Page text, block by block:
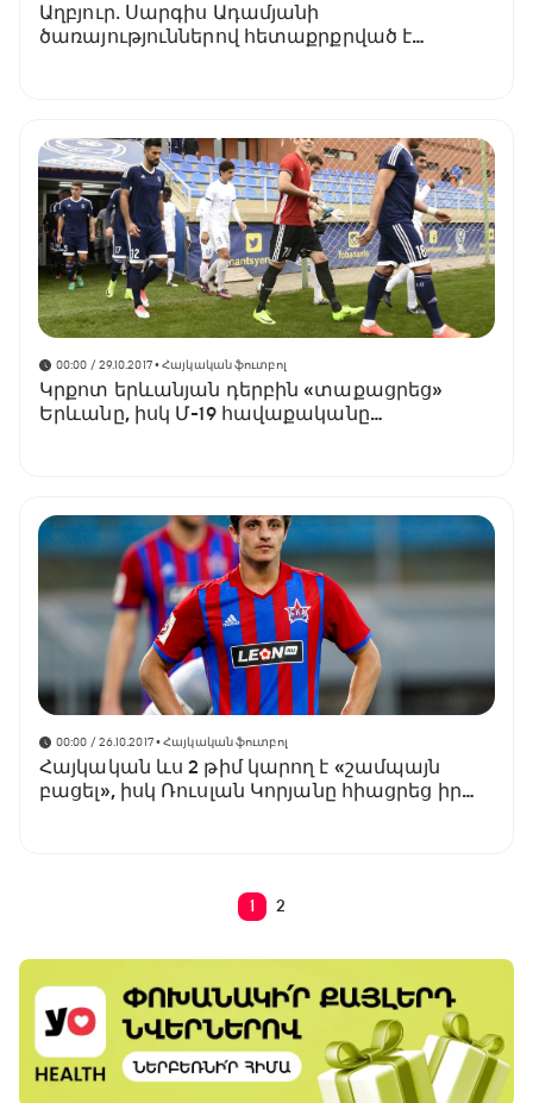
Աղբյուր․ Սարգիս Ադամյանի
ծառայություններով հետաքրքրված է
00:00 / 29.10.2017• Հայկական ֆուտբոլ
Կրքոտ երևանյան դերբին «տաքացրեց»
Երևանը, իսկ Մ-19 հավաքականը
00:00 / 26.10.2017• Հայկական ֆուտբոլ
Հայկական ևս 2 թիմ կարող է «շամպայն
բացել», իսկ Ռուսլան Կորյանը հիացրեց իր
1 2